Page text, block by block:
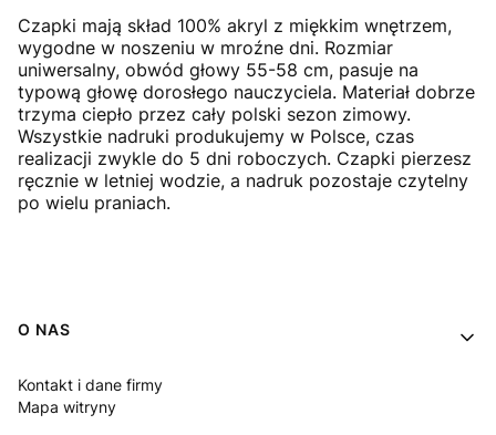
Czapki mają skład 100% akryl z miękkim wnętrzem,
wygodne w noszeniu w mroźne dni. Rozmiar
uniwersalny, obwód głowy 55-58 cm, pasuje na
typową głowę dorosłego nauczyciela. Materiał dobrze
trzyma ciepło przez cały polski sezon zimowy.
Wszystkie nadruki produkujemy w Polsce, czas
realizacji zwykle do 5 dni roboczych. Czapki pierzesz
ręcznie w letniej wodzie, a nadruk pozostaje czytelny
po wielu praniach.
Linki w stopce
O NAS
Kontakt i dane firmy
Mapa witryny